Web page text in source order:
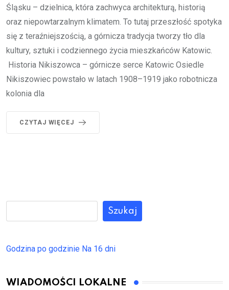
Śląsku – dzielnica, która zachwyca architekturą, historią
oraz niepowtarzalnym klimatem. To tutaj przeszłość spotyka
się z teraźniejszością, a górnicza tradycja tworzy tło dla
kultury, sztuki i codziennego życia mieszkańców Katowic.
Historia Nikiszowca – górnicze serce Katowic Osiedle
Nikiszowiec powstało w latach 1908–1919 jako robotnicza
kolonia dla
CZYTAJ WIĘCEJ
Szukaj
Godzina po godzinie Na 16 dni
WIADOMOŚCI LOKALNE